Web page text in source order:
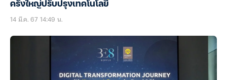
ครั้งใหญ่ปรับปรุงเทคโนโลยี
14 มี.ค. 67 14:49 น.